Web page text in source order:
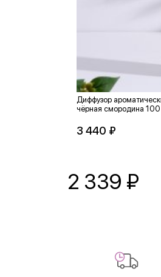
Диффузор
чёрная смородина
3 440 ₽
2 339 ₽